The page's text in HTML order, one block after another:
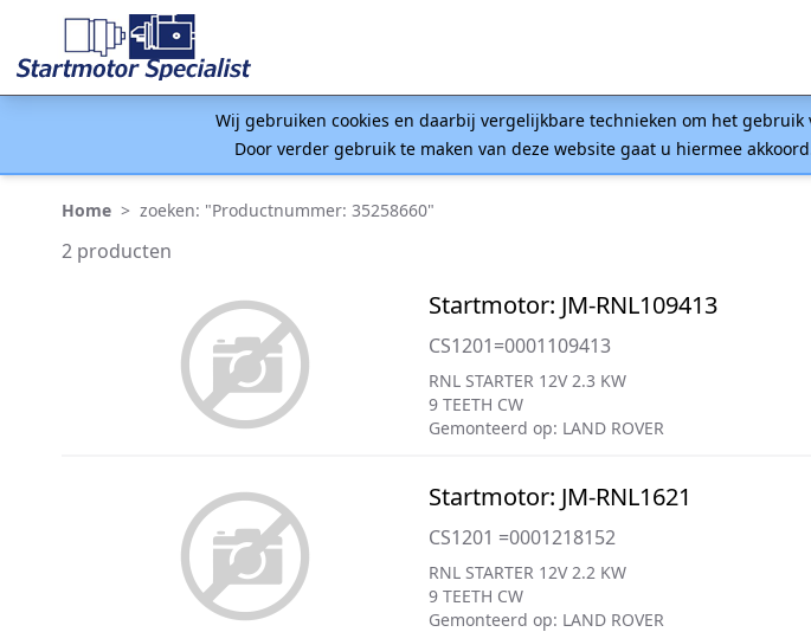
Wij gebruiken cookies en daarbij vergelijkbare technieken om het
Door verder gebruik te maken van deze website gaat u hiermee
Home > zoeken: "Productnummer: 35258660"
2 producten
Startmotor: JM-RNL109413
CS1201=0001109413
RNL STARTER 12V 2.3 KW
9 TEETH CW
Gemonteerd op: LAND ROVER
Startmotor: JM-RNL1621
CS1201 =0001218152
RNL STARTER 12V 2.2 KW
9 TEETH CW
Gemonteerd op: LAND ROVER